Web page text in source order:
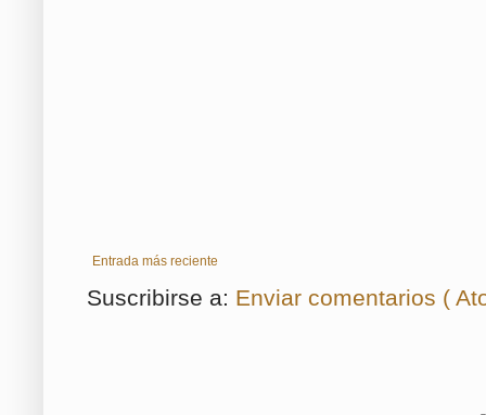
Entrada más reciente
Suscribirse a: Enviar comentarios (